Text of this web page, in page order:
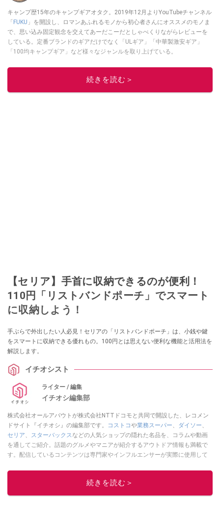
キャンプ歴15年のキャンプギアオタク。2019年12月よりYouTubeチャンネル
「FUKU 」を開設し、ロマンあふれるモノから初心者さんにオススメのモノま
で、思い込み固定観念を交えてあーだこーだとしゃべくりながらレビューを
している。定番ブランドのギアだけでなく「ULギア」「中華製激安ギア」
「100均キャンプギア」など様々なジャンルを取り上げている。
このイチオシストの他の記事を読む
続きを読む＞
【セリア】手首に収納できるのが便利！
110円「リストバンドポーチ」でスマート
に収納しよう！
手ぶらで外出したい人必見！セリアの「リストバンドポーチ」は、小銭や鍵
をスマートに収納できる優れもの。100円とは思えない便利な機能と活用法を
解説します。
イチオシスト
ライター / 編集
イチオシ編集部
株式会社オールアバウトが株式会社NTTドコモと共同で開設した、レコメン
ドサイト『イチオシ』の編集部です。
コストコや業務スーパー、 ダイソー、
セリア、 スターバックスなどの人気ショップの隠れた名品を、コラムや動画
を通してご紹介。話題のグルメやマニアが紹介するアウトドア情報も満載で
す。配信しているコンテンツは専門家やインフルエンサーが実際に使用して
ニュースでフォロー
続きを読む＞